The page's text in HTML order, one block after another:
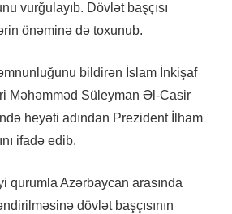
vurğulayıb. Dövlət başçısı
önəminə də toxunub.
bildirən İslam İnkişaf
Məhəmməd Süleyman Əl-Casir
heyəti adından Prezident İlham
ifadə edib.
qurumla Azərbaycan arasında
dövlət başçısının